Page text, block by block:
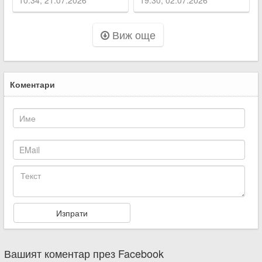
Виж още
Коментари
Вашият коментар през Facebook